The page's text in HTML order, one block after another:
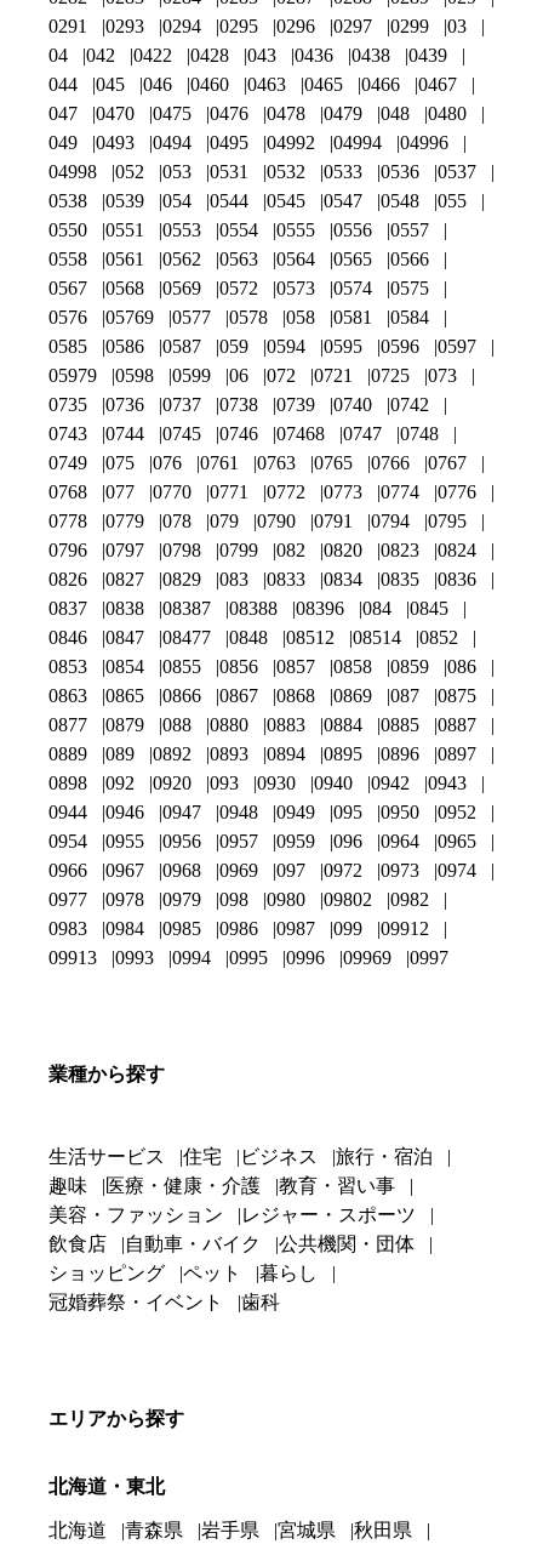
0291
0293 0294 0295 0296 0297 0299
03
04
042 0422 0428 043 0436 0438
0439
044
045 046 0460 0463 0465 0466
0467
047
0470 0475 0476 0478 0479 048
0480
049
0493 0494 0495 04992 04994
04996
04998
052 053 0531 0532 0533 0536
0537
0538
0539 054 0544 0545 0547 0548
055
0550
0551 0553 0554 0555 0556
0557
0558
0561 0562 0563 0564 0565
0566
0567
0568 0569 0572 0573 0574
0575
0576
05769 0577 0578 058 0581
0584
0585
0586 0587 059 0594 0595 0596
0597
05979
0598 0599 06 072 0721 0725
073
0735
0736 0737 0738 0739 0740
0742
0743
0744 0745 0746 07468 0747
0748
0749
075 076 0761 0763 0765 0766
0767
0768
077 0770 0771 0772 0773 0774
0776
0778
0779 078 079 0790 0791 0794
0795
0796
0797 0798 0799 082 0820 0823
0824
0826
0827 0829 083 0833 0834 0835
0836
0837
0838 08387 08388 08396 084
0845
0846
0847 08477 0848 08512 08514
0852
0853
0854 0855 0856 0857 0858 0859
086
0863
0865 0866 0867 0868 0869 087
0875
0877
0879 088 0880 0883 0884 0885
0887
0889
089 0892 0893 0894 0895 0896
0897
0898
092 0920 093 0930 0940 0942
0943
0944
0946 0947 0948 0949 095 0950
0952
0954
0955 0956 0957 0959 096 0964
0965
0966
0967 0968 0969 097 0972 0973
0974
0977
0978 0979 098 0980 09802
0982
0983
0984 0985 0986 0987 099
09912
09913
0993 0994 0995 0996 09969 0997
業種から探す
生活サービス 住宅 ビジネス
旅行・宿泊
趣味
医療・健康・介護
教育・習い事
美容・ファッション
レジャー・スポーツ
飲食店
自動車・バイク
公共機関・団体
ショッピング
ペット
暮らし
冠婚葬祭・イベント
歯科
エリアから探す
北海道・東北
北海道 青森県 岩手県 宮城県
秋田県